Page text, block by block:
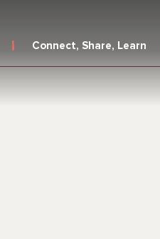
Connect, Share, Learn